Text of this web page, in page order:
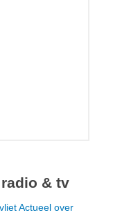
& tv
Actueel over